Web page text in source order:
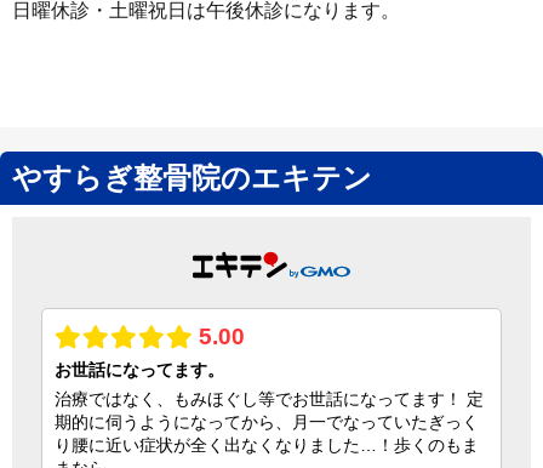
日曜休診・土曜祝日は午後休診になります。
やすらぎ整骨院のエキテン